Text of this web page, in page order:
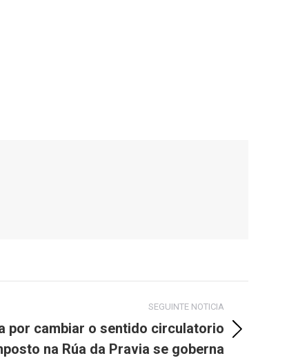
SEGUINTE NOTICIA
por cambiar o sentido circulatorio
na Rúa da Pravia se goberna